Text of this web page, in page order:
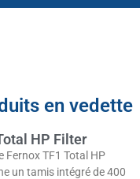
en vedette
HP Filter
Fernox TF1 Total HP
un tamis intégré de 400